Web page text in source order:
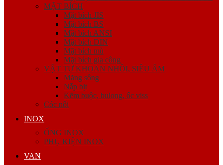
MẶT BÍCH
Mặt bích JIS
Mặt bích BS
Mặt bích ANSI
Mặt bích DIN
Mặt bích mù
Mặt bích gia công
VẬT TƯ KHOAN NHỒI, SIÊU ÂM
Măng sông
Nắp bịt
Kẽm buộc, bulong, ốc viss
Cóc nối
INOX
ỐNG INOX
PHỤ KIỆN INOX
VAN